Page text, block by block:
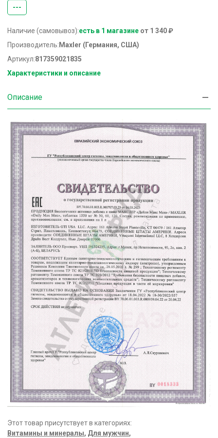
---
Наличие (самовывоз):есть в 1 магазине от 1 340 ₽
Производитель: Maxler (Германия, США)
Артикул:817359021835
Характеристики и описание
Описание
Этот товар присутствует в категориях:
Витамины и минералы, Для мужчин,